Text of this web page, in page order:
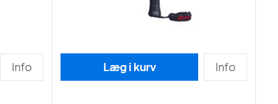
Info Læg i kurv Info